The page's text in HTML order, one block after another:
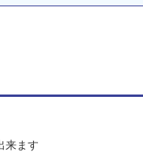
来ます